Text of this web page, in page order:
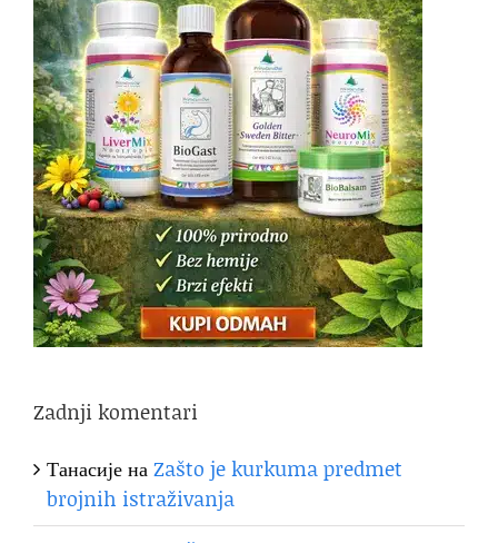
Zadnji komentari
ТанасијенаZašto je kurkuma predmet
brojnih istraživanja